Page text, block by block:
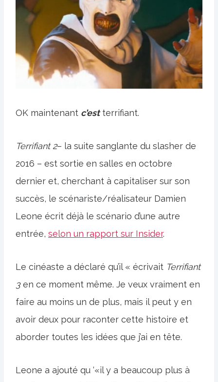
OK maintenant c’estterrifiant.
Terrifiant 2– la suite sanglante du slasher de
2016 – est sortie en salles en octobre
dernier et, cherchant à capitaliser sur son
succès, le scénariste/réalisateur Damien
Leone écrit déjà le scénario d’une autre
entrée, selon un rapport sur Insider.
Le cinéaste a déclaré qu’il « écrivait Terrifiant
3en ce moment même. Je veux vraiment en
faire au moins un de plus, mais il peut y en
avoir deux pour raconter cette histoire et
aborder toutes les idées que j’ai en tête.
Leone a ajouté qu ‘«il y a beaucoup plus à